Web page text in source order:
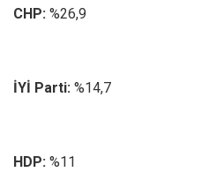
CHP: %26,9
İYİ Parti: %14,7
HDP: %11